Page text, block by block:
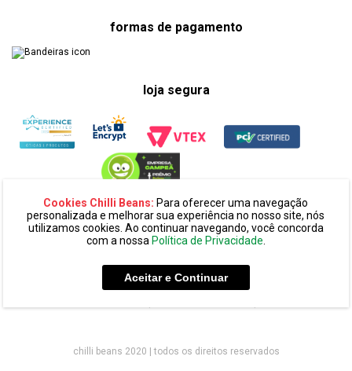
Cookies Chilli Beans: Para oferecer uma navegação
personalizada e melhorar sua experiência no nosso site, nós
utilizamos cookies. Ao continuar navegando, você concorda
com a nossa Política de Privacidade.
Aceitar e Continuar
formas de pagamento
loja segura
ltda. cnpj: 14.439.371/0002-60
alameda amazonas, 594, terreo mezanino, alphaville
chilli beans 2020 | todos os direitos reservados